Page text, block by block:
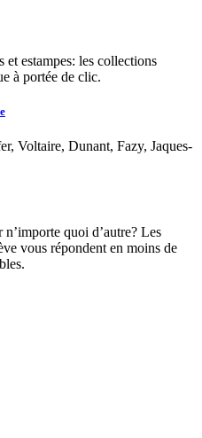
et estampes: les collections
à portée de clic.
Voltaire, Dunant, Fazy, Jaques-
quoi d’autre? Les
vous répondent en moins de